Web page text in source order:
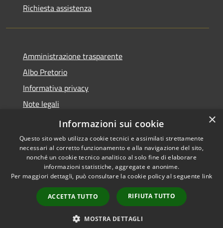
Richiesta assistenza
Amministrazione trasparente
Albo Pretorio
Informativa privacy
Note legali
Dichiarazione di accessibilità
Accessibilità
Copyright © 2026 • Città di
Andria • Powered by
Municipium•
Accesso
redazione
×
Informazioni sui cookie
Questo sito web utilizza cookie tecnici e assimilati strettamente
necessari al corretto funzionamento e alla navigazione del sito,
nonché un cookie tecnico analitico al solo fine di elaborare
informazioni statistiche, aggregate e anonime.
Per maggiori dettagli, può consultare la cookie policy al seguente link
ACCETTA TUTTO RIFIUTA TUTTO
MOSTRA DETTAGLI